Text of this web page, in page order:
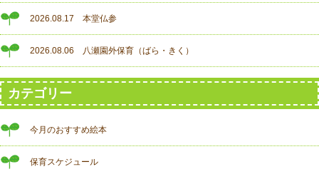
2026.08.17 本堂仏参
2026.08.06 八瀬園外保育（ばら・きく）
カテゴリー
今月のおすすめ絵本
保育スケジュール